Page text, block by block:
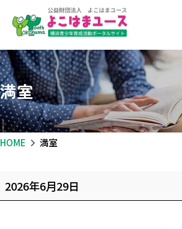
満室
HOME 満室
満
室
2026年6月29日